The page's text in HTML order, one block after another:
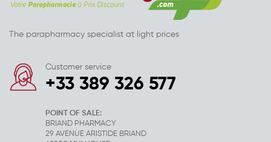
The parapharmacy specialist at light prices
Customer service
+33 389 326 577
POINT OF SALE:
BRIAND PHARMACY
29 AVENUE ARISTIDE BRIAND